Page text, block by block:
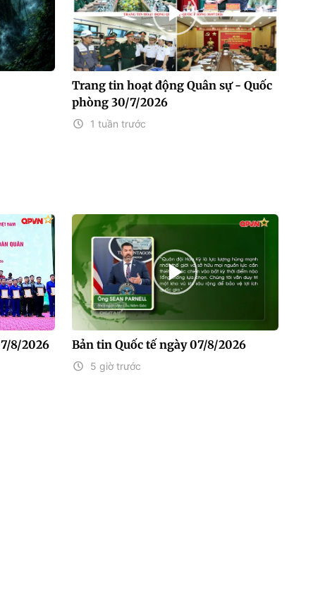
Trang tin hoạt động Quân sự - Quốc
phòng 30/7/2026
1 tuần trước
8/2026 Bản tin Quốc tế ngày 07/8/2026
5 giờ trước